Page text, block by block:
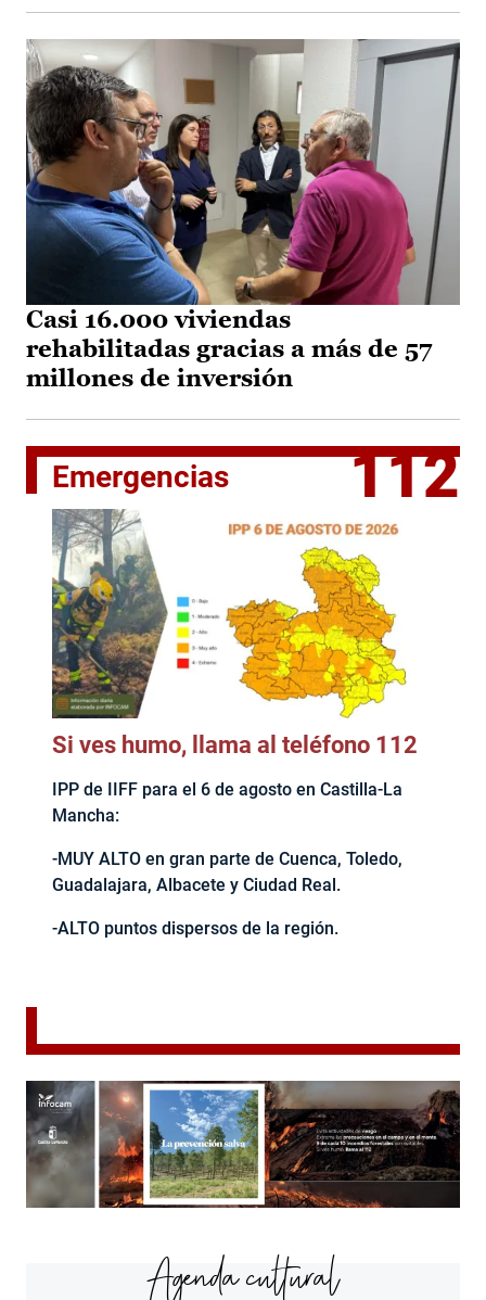
Casi 16.000 viviendas
rehabilitadas gracias a más de 57
millones de inversión
Emergencias 112
Si ves humo, llama al teléfono 112
IPP de IIFF para el 6 de agosto en Castilla-La
Mancha:
-MUY ALTO en gran parte de Cuenca, Toledo,
Guadalajara, Albacete y Ciudad Real.
-ALTO puntos dispersos de la región.